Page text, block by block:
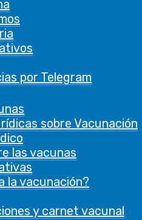
por Telegram
sobre Vacunación
las vacunas
la vacunación?
y carnet vacunal
11 months
"Other.
11 months
set by GDPR
Cookie
plugin. The
cookies is
used to store
the user